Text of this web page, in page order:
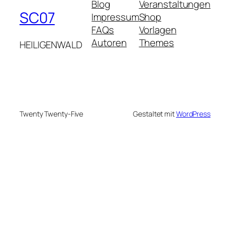
SC07
HEILIGENWALD
Blog
Impressum
FAQs
Autoren
Veranstaltungen
Shop
Vorlagen
Themes
Twenty Twenty-Five Gestaltet mitWordPress